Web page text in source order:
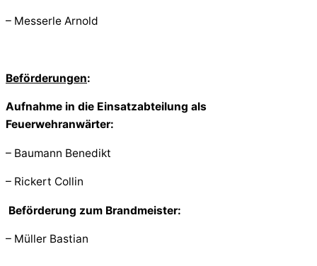
– Messerle Arnold
Beförderungen:
Aufnahme in die Einsatzabteilung als
Feuerwehranwärter:
– Baumann Benedikt
– Rickert Collin
Beförderung zum Brandmeister:
– Müller Bastian